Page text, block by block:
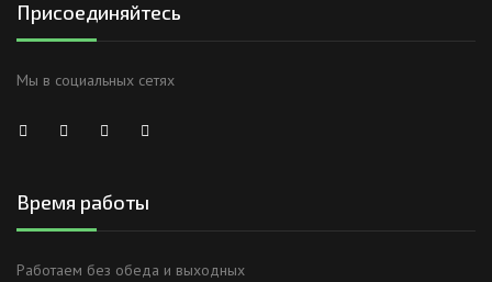
Присоединяйтесь
Мы в социальных сетях
Время работы
Работаем без обеда и выходных
Анна